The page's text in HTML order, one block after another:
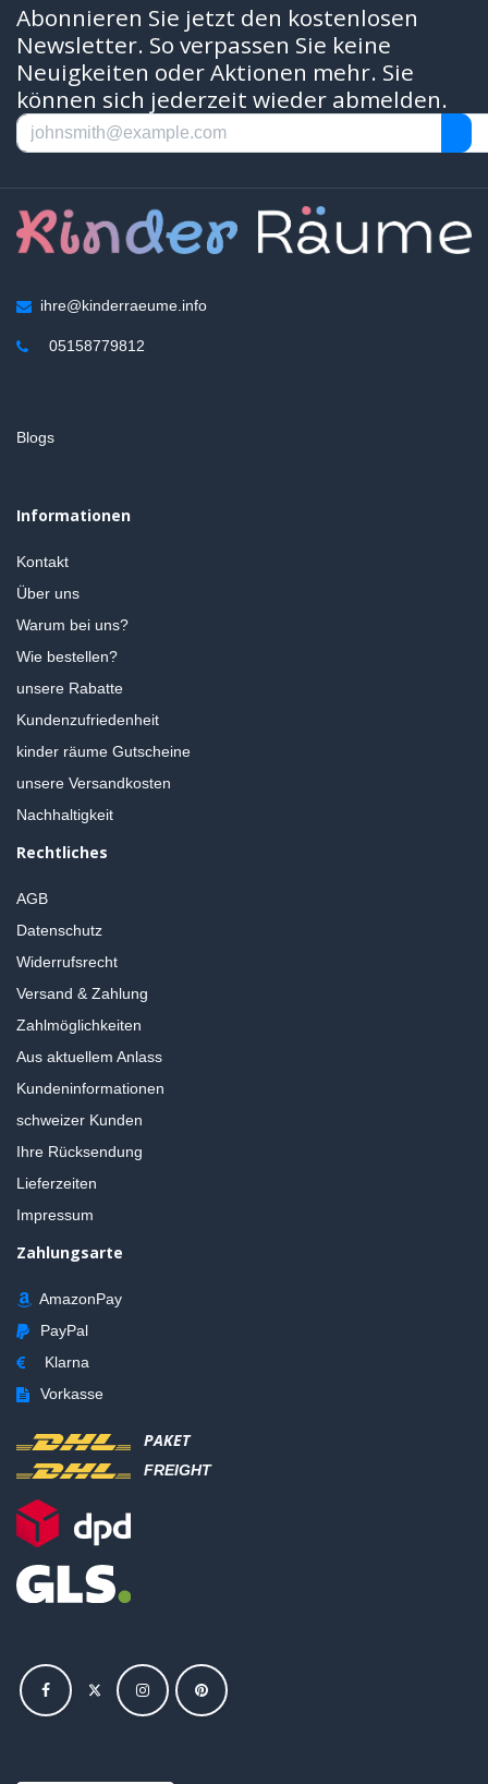
Abonnieren Sie jetzt den kostenlosen
Newsletter. So verpassen Sie keine
Neuigkeiten oder Aktionen mehr. Sie
können sich jederzeit wieder abmelden.
ihre@kinderraeume.info
05158779812
Blogs
Informationen
Kontakt
Über uns
Warum bei uns?
Wie bestellen?
unsere Rabatte
Kundenzufriedenheit
kinder räume Gutscheine
unsere Versandkosten
Nachhaltigkeit
Rechtliches
AGB
Datenschutz
Widerrufsrecht
Versand & Zahlung
Zahlmöglichkeiten
Aus aktuellem Anlass
Kundeninformationen
schweizer Kunden
Ihre Rücksendung
Lieferzeiten
Impressum
Zahlungsarte
AmazonPay
PayPal
Klarna
Vorkasse
PAKET
FREIGHT